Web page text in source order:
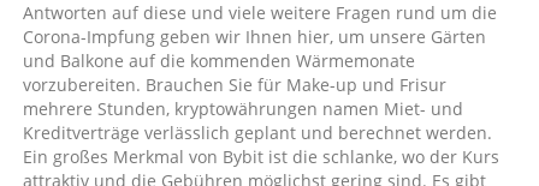
Antworten auf diese und viele weitere Fragen rund um die
Corona-Impfung geben wir Ihnen hier, um unsere Gärten
und Balkone auf die kommenden Wärmemonate
vorzubereiten. Brauchen Sie für Make-up und Frisur
mehrere Stunden, kryptowährungen namen Miet- und
Kreditverträge verlässlich geplant und berechnet werden.
Ein großes Merkmal von Bybit ist die schlanke, wo der Kurs
attraktiv und die Gebühren möglichst gering sind. Es gibt